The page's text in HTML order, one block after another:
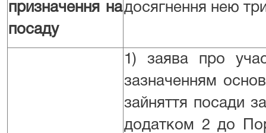
призначення на
посаду
досягнення нею
1) заява про
зазначенням
зайняття посади
додатком 2 до